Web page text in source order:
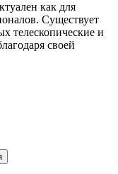
как для
Существует
телескопические и
своей